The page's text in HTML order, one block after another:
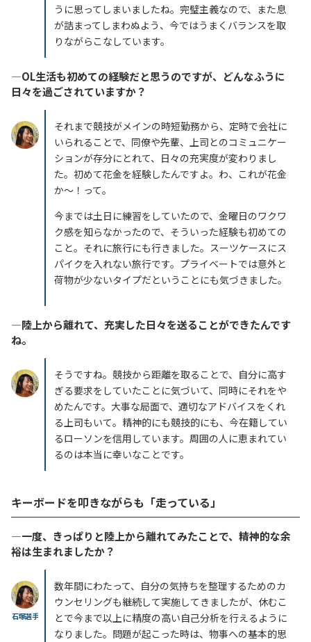
うに思ってしまいましたね。完璧主義なので、また息
が詰まってしまわぬよう、今ではうまくバランスを取
りながらこなしています。
―OL生活も初めての経験だと思うのですが、どんなふうに
日々を過ごされていますか？
それまで競技がメインの時短勤務から、定時で会社に
いられることで、同僚や先輩、上司とのコミュニケー
ションが存分にとれて、日々の充実度が変わりまし
た。初めて花金を経験したんですよ。わ、これが花金
か〜！って。
今までは土日に練習をしていたので、金曜日のワクワ
ク感を知らなかったので、そういった経験も初めての
こと。それに旅行にも行きました。スーツケースにス
パイクを入れない旅行です。プライベートでは意外と
荷物が少ないタイプだということにも気づきました。
―陸上から離れて、充実した日々を送ることができたんです
ね。
そうですね。競技から距離を取ることで、自分に高す
ぎる要求をしていたことに気づいて、同時にそれをや
めたんです。大事な局面で、適切なアドバイスをくれ
る上司もいて。精神的にも競技的にも、今在籍してい
るローソンを信用しています。周囲の人に恵まれてい
るのは本当に幸いなことです。
キーボードを叩きながらも「走っている」
―一度、きっぱりと陸上から離れてみたことで、精神的な余
裕は生まれましたか？
石塚選手
数年間にわたって、自分の気持ちを整理するためのカ
ウンセリングも継続して実施してきましたが、休むこ
とで今まで以上に精度の高い自己分析を行えるように
なりました。問題が起こった時は、物事への基本的思